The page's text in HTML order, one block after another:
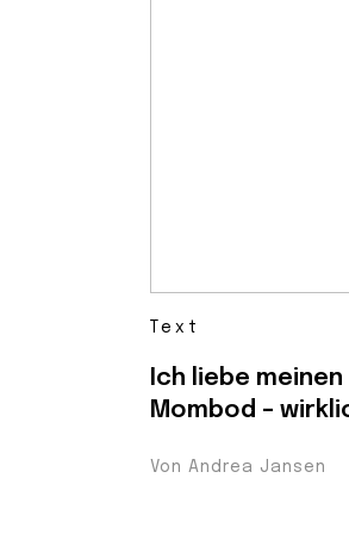
Text
Ich liebe meinen
Mombod –
Von Andrea Jansen